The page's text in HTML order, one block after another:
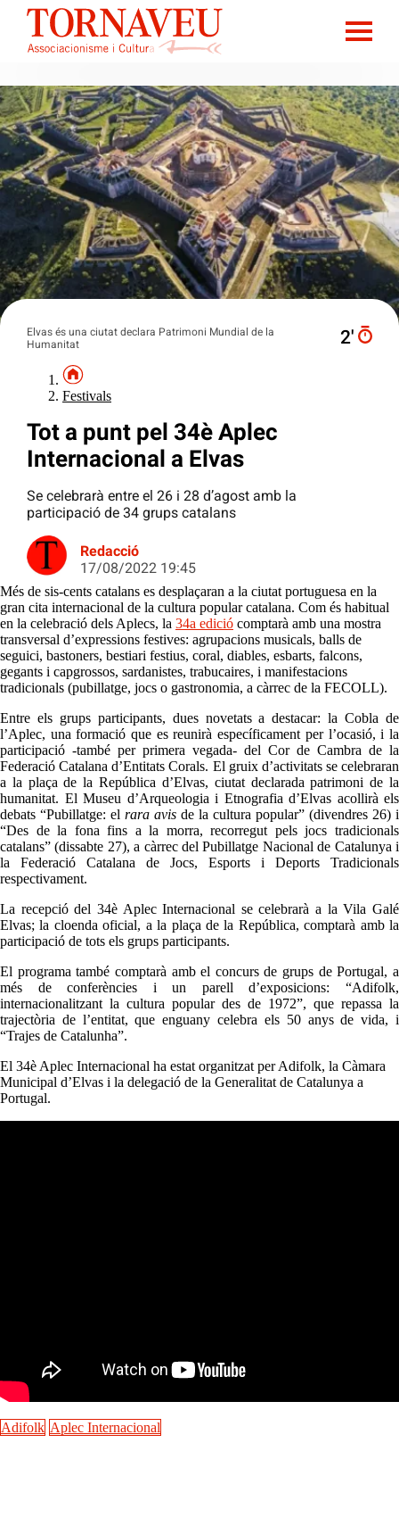
Elvas és una ciutat declara Patrimoni Mundial de la
Humanitat
2′
Festivals
Tot a punt pel 34è Aplec
Internacional a Elvas
Se celebrarà entre el 26 i 28 d’agost amb la
participació de 34 grups catalans
Redacció
17/08/2022 19:45
Més de sis-cents catalans es desplaçaran a la ciutat portuguesa en la
gran cita internacional de la cultura popular catalana. Com és habitual
en la celebració dels Aplecs, la 34a edició comptarà amb una mostra
transversal d’expressions festives: agrupacions musicals, balls de
seguici, bastoners, bestiari festius, coral, diables, esbarts, falcons,
gegants i capgrossos, sardanistes, trabucaires, i manifestacions
tradicionals (pubillatge, jocs o gastronomia, a càrrec de la FECOLL).
Entre els grups participants, dues novetats a destacar: la Cobla de
l’Aplec, una formació que es reunirà específicament per l’ocasió, i la
participació -també per primera vegada- del Cor de Cambra de la
Federació Catalana d’Entitats Corals. El gruix d’activitats se celebraran
a la plaça de la República d’Elvas, ciutat declarada patrimoni de la
humanitat. El Museu d’Arqueologia i Etnografia d’Elvas acollirà els
debats “Pubillatge: el rara avis de la cultura popular” (divendres 26) i
“Des de la fona fins a la morra, recorregut pels jocs tradicionals
catalans” (dissabte 27), a càrrec del Pubillatge Nacional de Catalunya i
la Federació Catalana de Jocs, Esports i Deports Tradicionals
respectivament.
La recepció del 34è Aplec Internacional se celebrarà a la Vila Galé
Elvas; la cloenda oficial, a la plaça de la República, comptarà amb la
participació de tots els grups participants.
El programa també comptarà amb el concurs de grups de Portugal, a
més de conferències i un parell d’exposicions: “Adifolk,
internacionalitzant la cultura popular des de 1972”, que repassa la
trajectòria de l’entitat, que enguany celebra els 50 anys de vida, i
“Trajes de Catalunha”.
El 34è Aplec Internacional ha estat organitzat per Adifolk, la Càmara
Municipal d’Elvas i la delegació de la Generalitat de Catalunya a
Portugal.
Adifolk Aplec Internacional